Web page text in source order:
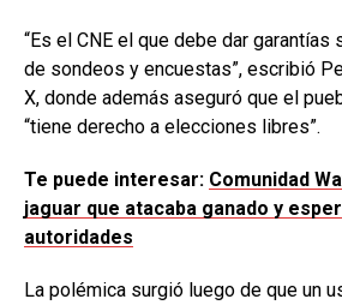
“Es el CNE el que debe dar
de sondeos y encuestas”, escribió
X, donde además aseguró que el
“tiene derecho a elecciones libres”.
Te puede interesar: Comunidad
jaguar que atacaba ganado y
autoridades
La polémica surgió luego de que un